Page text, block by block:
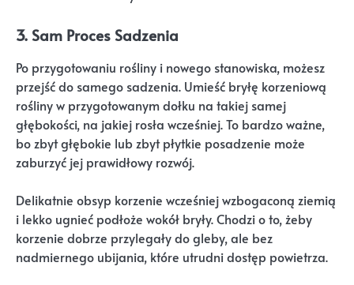
3. Sam Proces Sadzenia
Po przygotowaniu rośliny i nowego stanowiska, możesz
przejść do samego sadzenia. Umieść bryłę korzeniową
rośliny w przygotowanym dołku na takiej samej
głębokości, na jakiej rosła wcześniej. To bardzo ważne,
bo zbyt głębokie lub zbyt płytkie posadzenie może
zaburzyć jej prawidłowy rozwój.
Delikatnie obsyp korzenie wcześniej wzbogaconą ziemią
i lekko ugnieć podłoże wokół bryły. Chodzi o to, żeby
korzenie dobrze przylegały do gleby, ale bez
nadmiernego ubijania, które utrudni dostęp powietrza.